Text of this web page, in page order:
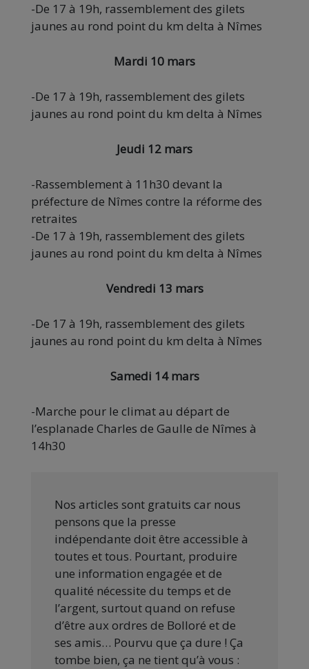
-De 17 à 19h, rassemblement des gilets
jaunes au rond point du km delta à Nîmes
Mardi 10 mars
-De 17 à 19h, rassemblement des gilets
jaunes au rond point du km delta à Nîmes
Jeudi 12 mars
-Rassemblement à 11h30 devant la
préfecture de Nîmes contre la réforme des
retraites
-De 17 à 19h, rassemblement des gilets
jaunes au rond point du km delta à Nîmes
Vendredi 13 mars
-De 17 à 19h, rassemblement des gilets
jaunes au rond point du km delta à Nîmes
Samedi 14 mars
-Marche pour le climat au départ de
l’esplanade Charles de Gaulle de Nîmes à
14h30
Nos articles sont gratuits car nous
pensons que la presse
indépendante doit être accessible à
toutes et tous. Pourtant, produire
une information engagée et de
qualité nécessite du temps et de
l’argent, surtout quand on refuse
d’être aux ordres de Bolloré et de
ses amis… Pourvu que ça dure ! Ça
tombe bien, ça ne tient qu’à vous :